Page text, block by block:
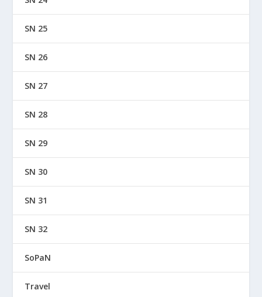
SN 25
SN 26
SN 27
SN 28
SN 29
SN 30
SN 31
SN 32
SoPaN
Travel